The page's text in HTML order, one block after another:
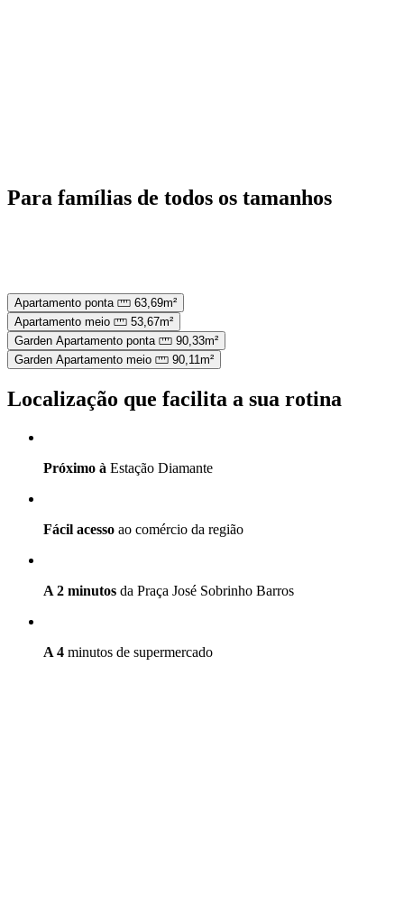
Para famílias de todos os tamanhos
Apartamento ponta
63,69m²
Apartamento meio
53,67m²
Garden Apartamento ponta
90,33m²
Garden Apartamento meio
90,11m²
Localização que facilita a sua rotina
Próximo à Estação Diamante
Fácil acesso ao comércio da região
A 2 minutos da Praça José Sobrinho Barros
A 4 minutos de supermercado